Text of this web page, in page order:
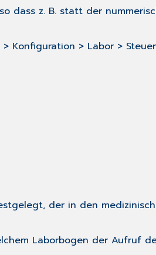
dass z. B. statt der
> Konfiguration > Labor >
der in den
Laborbogen der Aufruf